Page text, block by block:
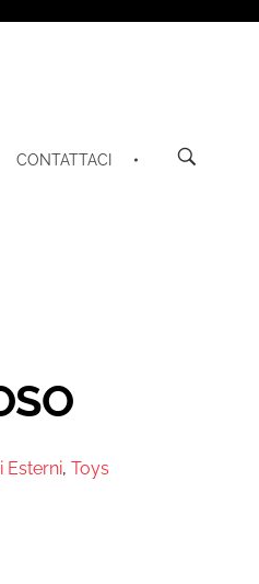
CONTATTACI
Esterni,Toys